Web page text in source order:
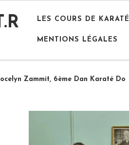
LES COURS DE KARATÉ
MENTIONS LÉGALES
Zammit, 6ème Dan Karaté Do